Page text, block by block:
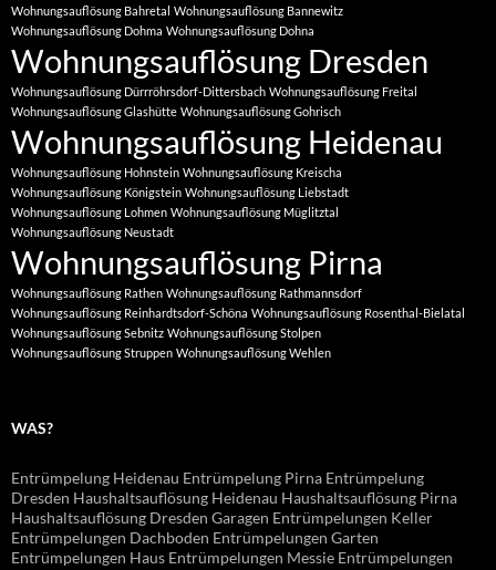
Wohnungsauflösung Bahretal Wohnungsauflösung Bannewitz
Wohnungsauflösung Dohma Wohnungsauflösung Dohna
Wohnungsauflösung Dresden
Wohnungsauflösung Dürrröhrsdorf-Dittersbach Wohnungsauflösung Freital
Wohnungsauflösung Glashütte Wohnungsauflösung Gohrisch
Wohnungsauflösung Heidenau
Wohnungsauflösung Hohnstein Wohnungsauflösung Kreischa
Wohnungsauflösung Königstein Wohnungsauflösung Liebstadt
Wohnungsauflösung Lohmen Wohnungsauflösung Müglitztal
Wohnungsauflösung Neustadt
Wohnungsauflösung Pirna
Wohnungsauflösung Rathen Wohnungsauflösung Rathmannsdorf
Wohnungsauflösung Reinhardtsdorf-Schöna Wohnungsauflösung Rosenthal-Bielatal
Wohnungsauflösung Sebnitz Wohnungsauflösung Stolpen
Wohnungsauflösung Struppen Wohnungsauflösung Wehlen
WAS?
Entrümpelung Heidenau Entrümpelung Pirna Entrümpelung
Dresden Haushaltsauflösung Heidenau Haushaltsauflösung Pirna
Haushaltsauflösung Dresden Garagen Entrümpelungen Keller
Entrümpelungen Dachboden Entrümpelungen Garten
Entrümpelungen Haus Entrümpelungen Messie Entrümpelungen